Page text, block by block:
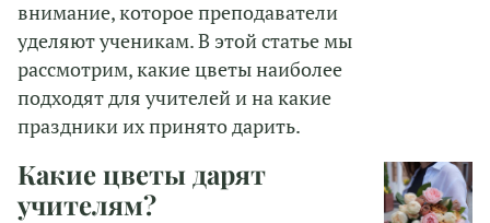
внимание, которое преподаватели
уделяют ученикам. В этой статье мы
рассмотрим, какие цветы наиболее
подходят для учителей и на какие
праздники их принято дарить.
Какие цветы дарят
учителям?